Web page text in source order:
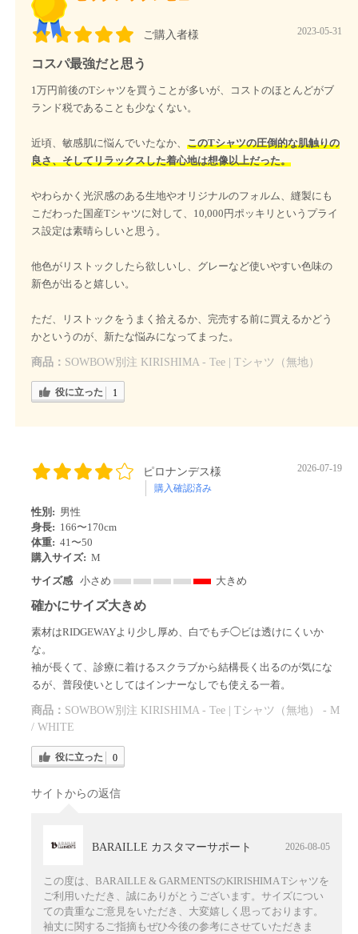
ご購入者様 2023-05-31
コスパ最強だと思う
1万円前後のTシャツを買うことが多いが、コストのほとんどがブ
ランド税であることも少なくない。
近頃、敏感肌に悩んでいたなか、 このTシャツの圧倒的な肌触りの
良さ、そしてリラックスした着心地は想像以上だった。
やわらかく光沢感のある生地やオリジナルのフォルム、縫製にも
こだわった国産Tシャツに対して、10,000円ポッキリというプライ
ス設定は素晴らしいと思う。
他色がリストックしたら欲しいし、グレーなど使いやすい色味の
新色が出ると嬉しい。
ただ、リストックをうまく拾えるか、完売する前に買えるかどう
かというのが、新たな悩みになってまった。
商品： SOWBOW別注 KIRISHIMA - Tee | Tシャツ（無地）
役に立った 1
ピロナンデス様
購入確認済み
2026-07-19
性別: 男性
身長: 166〜170cm
体重: 41〜50
購入サイズ: M
サイズ感 小さめ 大きめ
確かにサイズ大きめ
素材はRIDGEWAYより少し厚め、白でもチ◯ビは透けにくいか
な。
袖が長くて、診療に着けるスクラブから結構長く出るのが気にな
るが、普段使いとしてはインナーなしでも使える一着。
商品： SOWBOW別注 KIRISHIMA - Tee | Tシャツ（無地） - M
/ WHITE
役に立った 0
サイトからの返信
BARAILLE カスタマーサポート 2026-08-05
この度は、BARAILLE & GARMENTSのKIRISHIMA Tシャツを
ご利用いただき、誠にありがとうございます。サイズについ
ての貴重なご意見をいただき、大変嬉しく思っております。
袖丈に関するご指摘もぜひ今後の参考にさせていただきま